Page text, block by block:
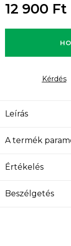
12 900 Ft
Kérdés
Leírás
A termék
Értékelés
Beszélgetés